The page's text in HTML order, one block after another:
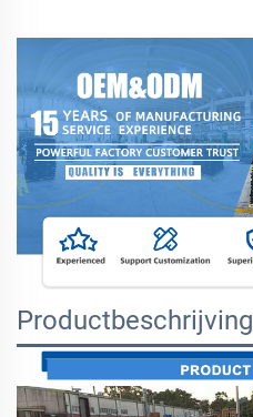
Productbeschrijving